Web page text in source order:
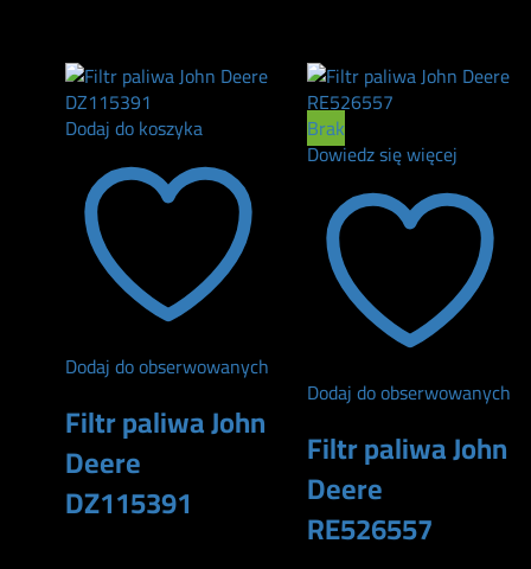
Dodaj do koszyka
Dodaj do obserwowanych
Filtr paliwa John
Deere
DZ115391
Brak
Dowiedz się więcej
Dodaj do obserwowanych
Filtr paliwa John
Deere
RE526557